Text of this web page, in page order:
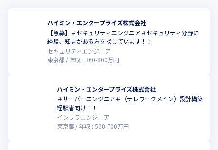
ハイミン・エンタープライズ株式会社
【急募】＃セキュリティエンジニア＃セキュリティ分野に
経験、知見がある方を探しています！！
セキュリティエンジニア
東京都
年収 : 360-800万円
ハイミン・エンタープライズ株式会社
＃サーバーエンジニア＃（テレワークメイン）設計構築
経験者向け！！
インフラエンジニア
東京都
年収 :500-700万円